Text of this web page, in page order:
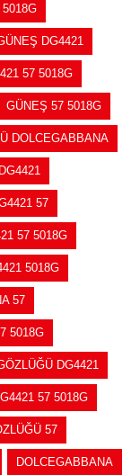
DG4421
57 5018G
GÜNEŞ 57 5018G
DOLCEGABBANA
57
57 5018G
5018G
57
5018G
DG4421
57 5018G
57
DOLCEGABBANA